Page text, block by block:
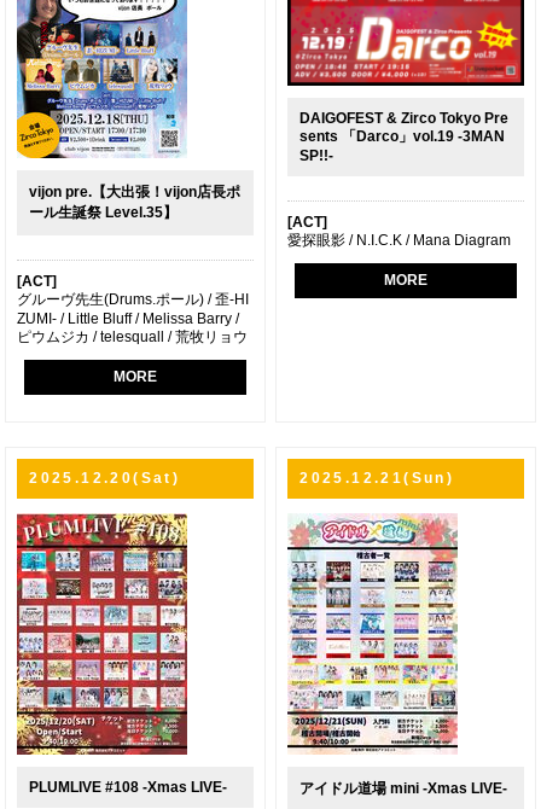
vijon pre.【大出張！vijon店長ポ
ール生誕祭 Level.35】
[ACT]
グルーヴ先生(Drums.ポール) / 歪-HI
ZUMI- / Little Bluff / Melissa Barry /
ピウムジカ / telesquall / 荒牧リョウ
MORE
DAIGOFEST & Zirco Tokyo Pre
sents 「Darco」vol.19 -3MAN
SP!!-
[ACT]
愛探眼影 / N.I.C.K / Mana Diagram
MORE
2025.12.20(Sat)
PLUMLIVE #108 -Xmas LIVE-
2025.12.21(Sun)
アイドル道場 mini -Xmas LIVE-